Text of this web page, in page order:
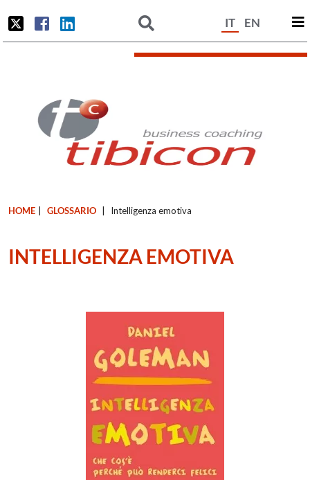
IT EN
HOME GLOSSARIO Intelligenza emotiva
INTELLIGENZA EMOTIVA